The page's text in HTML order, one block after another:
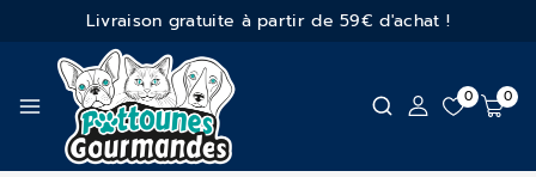
Livraison gratuite à partir de 59€ d'achat !
0 0